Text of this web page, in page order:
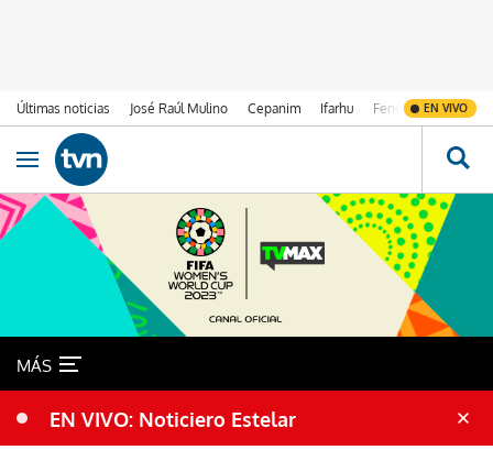
Últimas noticias José Raúl Mulino Cepanim Ifarhu Fenómeno de El
EN VIVO
Ir al contenido
Obrir navegació
MÁS
EN VIVO: Noticiero Estelar